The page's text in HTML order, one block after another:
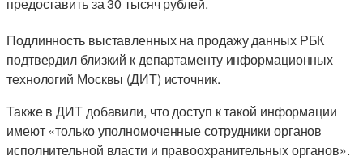
Подлинность выставленных на продажу данных РБК
подтвердил близкий к департаменту информационных
технологий Москвы (ДИТ) источник.
Также в ДИТ добавили, что доступ к такой информации
имеют «только уполномоченные сотрудники органов
исполнительной власти и правоохранительных органов».